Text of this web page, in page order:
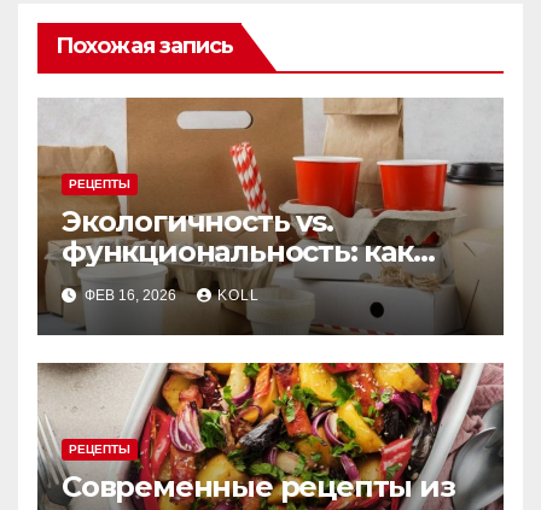
Похожая запись
РЕЦЕПТЫ
Экологичность vs.
функциональность: как
выбрать бумажную посуду
для заведения
ФЕВ 16, 2026 KOLL
РЕЦЕПТЫ
Современные рецепты из